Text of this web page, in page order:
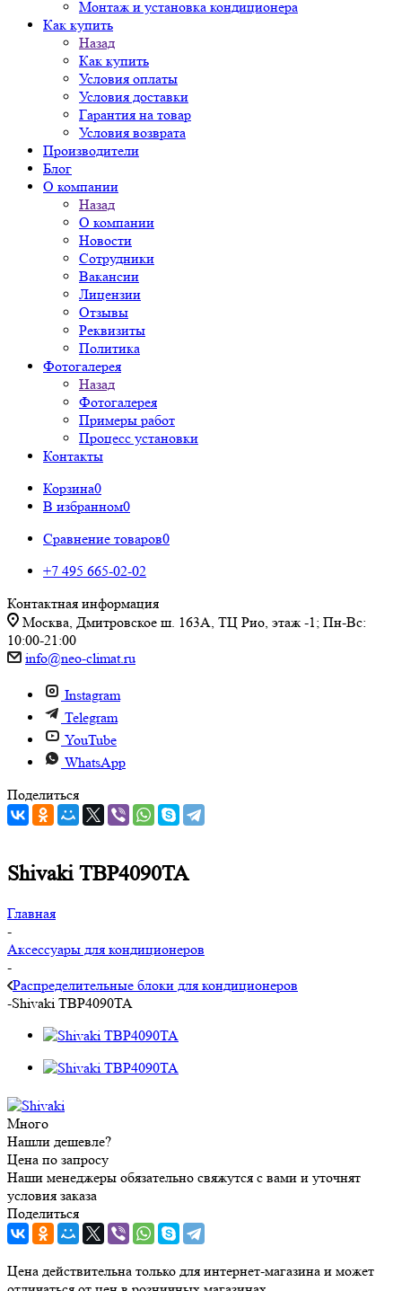
Монтаж и установка кондиционера
Как купить
Назад
Как купить
Условия оплаты
Условия доставки
Гарантия на товар
Условия возврата
Производители
Блог
О компании
Назад
О компании
Новости
Сотрудники
Вакансии
Лицензии
Отзывы
Реквизиты
Политика
Фотогалерея
Назад
Фотогалерея
Примеры работ
Процесс установки
Контакты
Корзина0
В избранном0
Сравнение товаров0
+7 495 665-02-02
Контактная информация
Москва, Дмитровское ш. 163А, ТЦ Рио, этаж -1; Пн-Вс:
10:00-21:00
info@neo-climat.ru
Instagram
Telegram
YouTube
WhatsApp
Поделиться
Shivaki TBP4090TA
Главная
-
Аксессуары для кондиционеров
-
Распределительные блоки для кондиционеров
-Shivaki TBP4090TA
Много
Нашли дешевле?
Цена по запросу
Наши менеджеры обязательно свяжутся с вами и уточнят
условия заказа
Поделиться
Цена действительна только для интернет-магазина и может